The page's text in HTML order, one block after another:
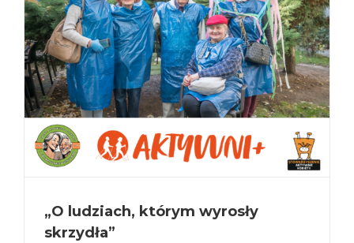
„O ludziach, którym wyrosły
skrzydła”